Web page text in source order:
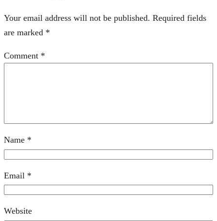
Your email address will not be published. Required fields
are marked *
Comment *
Name *
Email *
Website